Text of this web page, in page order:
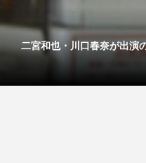
二宮和也・川口春奈が出演